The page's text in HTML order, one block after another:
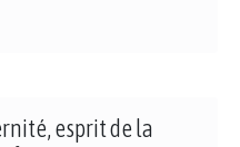
esprit de la